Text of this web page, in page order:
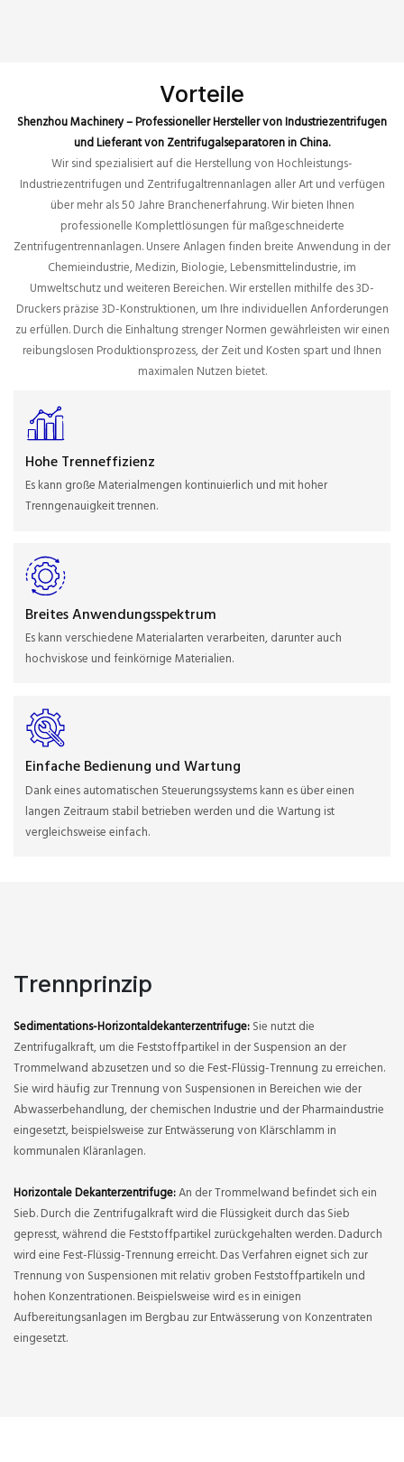
Vorteile
Shenzhou Machinery – Professioneller Hersteller von Industriezentrifugen
und Lieferant von Zentrifugalseparatoren in China.
Wir sind spezialisiert auf die Herstellung von Hochleistungs-
Industriezentrifugen und Zentrifugaltrennanlagen aller Art und verfügen
über mehr als 50 Jahre Branchenerfahrung. Wir bieten Ihnen
professionelle Komplettlösungen für maßgeschneiderte
Zentrifugentrennanlagen. Unsere Anlagen finden breite Anwendung in der
Chemieindustrie, Medizin, Biologie, Lebensmittelindustrie, im
Umweltschutz und weiteren Bereichen. Wir erstellen mithilfe des 3D-
Druckers präzise 3D-Konstruktionen, um Ihre individuellen Anforderungen
zu erfüllen. Durch die Einhaltung strenger Normen gewährleisten wir einen
reibungslosen Produktionsprozess, der Zeit und Kosten spart und Ihnen
maximalen Nutzen bietet.
Hohe Trenneffizienz
Es kann große Materialmengen kontinuierlich und mit hoher
Trenngenauigkeit trennen.
Breites Anwendungsspektrum
Es kann verschiedene Materialarten verarbeiten, darunter auch
hochviskose und feinkörnige Materialien.
Einfache Bedienung und Wartung
Dank eines automatischen Steuerungssystems kann es über einen
langen Zeitraum stabil betrieben werden und die Wartung ist
vergleichsweise einfach.
Trennprinzip
Sedimentations-Horizontaldekanterzentrifuge:Sie nutzt die
Zentrifugalkraft, um die Feststoffpartikel in der Suspension an der
Trommelwand abzusetzen und so die Fest-Flüssig-Trennung zu erreichen.
Sie wird häufig zur Trennung von Suspensionen in Bereichen wie der
Abwasserbehandlung, der chemischen Industrie und der Pharmaindustrie
eingesetzt, beispielsweise zur Entwässerung von Klärschlamm in
kommunalen Kläranlagen.
Horizontale Dekanterzentrifuge:An der Trommelwand befindet sich ein
Sieb. Durch die Zentrifugalkraft wird die Flüssigkeit durch das Sieb
gepresst, während die Feststoffpartikel zurückgehalten werden. Dadurch
wird eine Fest-Flüssig-Trennung erreicht. Das Verfahren eignet sich zur
Trennung von Suspensionen mit relativ groben Feststoffpartikeln und
hohen Konzentrationen. Beispielsweise wird es in einigen
Aufbereitungsanlagen im Bergbau zur Entwässerung von Konzentraten
eingesetzt.